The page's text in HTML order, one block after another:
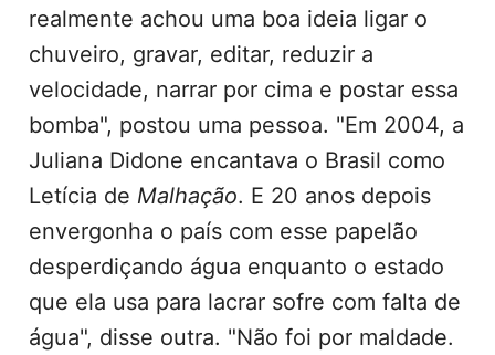
realmente achou uma boa ideia ligar o
chuveiro, gravar, editar, reduzir a
velocidade, narrar por cima e postar essa
bomba", postou uma pessoa. "Em 2004, a
Juliana Didone encantava o Brasil como
Letícia de Malhação. E 20 anos depois
envergonha o país com esse papelão
desperdiçando água enquanto o estado
que ela usa para lacrar sofre com falta de
água", disse outra. "Não foi por maldade.